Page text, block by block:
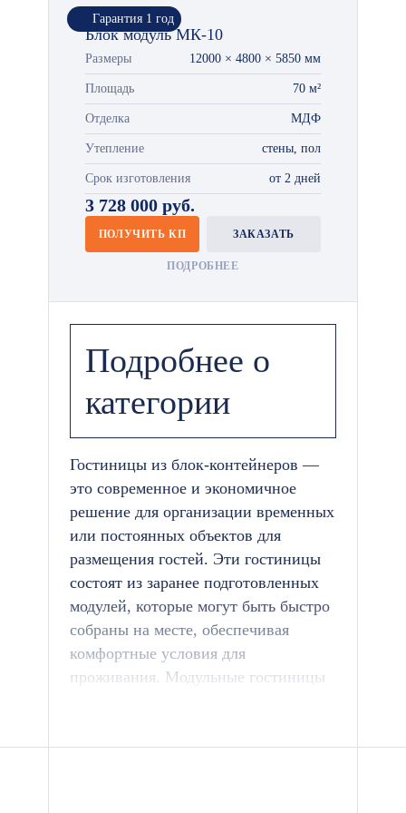
Гарантия 1 год
Блок модуль МК-10
Размеры 12000 × 4800 × 5850 мм
Площадь 70 м²
Отделка МДФ
Утепление стены, пол
Срок изготовления от 2 дней
3 728 000 руб.
ПОЛУЧИТЬ КП ЗАКАЗАТЬ
ПОДРОБНЕЕ
Подробнее о
категории
Гостиницы из блок-контейнеров —
это современное и экономичное
решение для организации временных
или постоянных объектов для
размещения гостей. Эти гостиницы
состоят из заранее подготовленных
модулей, которые могут быть быстро
собраны на месте, обеспечивая
комфортные условия для
проживания. Модульные гостиницы
комплексы на массовых